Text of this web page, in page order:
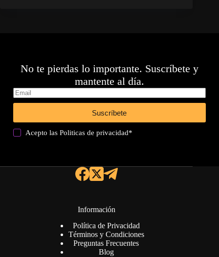
No te pierdas lo importante. Suscríbete y
mantente al día.
Suscríbete
Acepto lasPoliticas de privacidad*
Información
Política de Privacidad
Términos y Condiciones
Preguntas Frecuentes
Blog